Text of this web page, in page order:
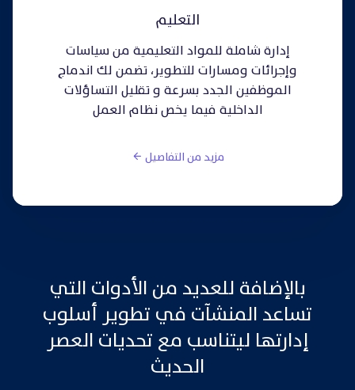
التعليم
إدارة شاملة للمواد التعليمية من سياسات
وإجرائات ومسارات للتطوير، تضمن لك اندماج
الموظفين الجدد بسرعة و تقليل التساؤلات
الداخلية فيما يخص نظام العمل
مزيد من التفاصيل
بالإضافة للعديد من الأدوات التي
تساعد المنشآت في تطوير أسلوب
إدارتها ليتناسب مع تحديات العصر
الحديث